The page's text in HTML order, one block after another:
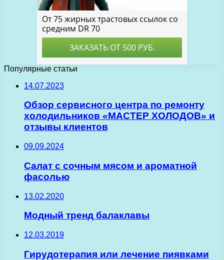
Популярные статьи
14.07.2023
Обзор сервисного центра по ремонту
холодильников «МАСТЕР ХОЛОДОВ» и
отзывы клиентов
09.09.2024
Салат с сочным мясом и ароматной
фасолью
13.02.2020
Модный тренд балаклавы
12.03.2019
Гирудотерапия или лечение пиявками